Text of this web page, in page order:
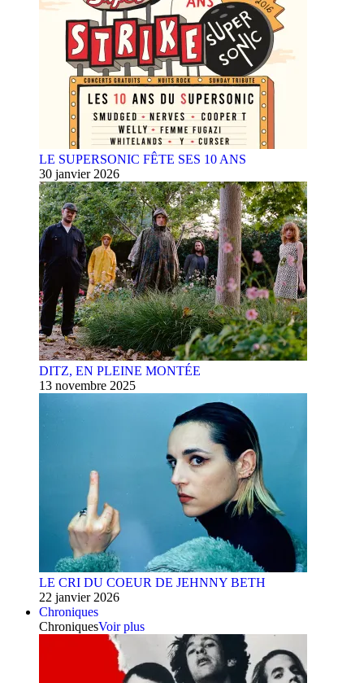
LE SUPERSONIC FÊTE SES 10 ANS
30 janvier 2026
DITZ, EN PLEINE MONTÉE
13 novembre 2025
LE CRI DU COEUR DE JEHNNY BETH
22 janvier 2026
Chroniques
ChroniquesVoir plus